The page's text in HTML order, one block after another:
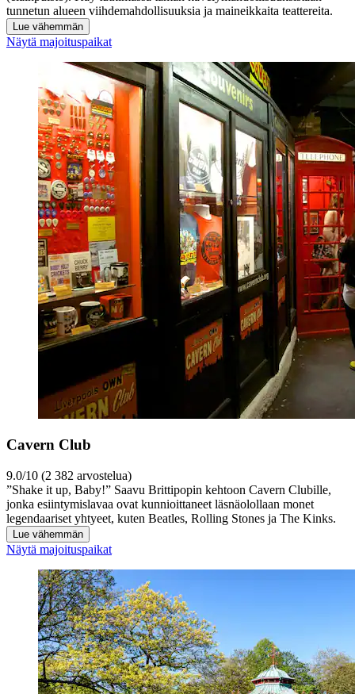
tunnetun alueen viihdemahdollisuuksia ja maineikkaita teattereita.
Lue vähemmän
Näytä majoituspaikat
Cavern Club
9.0/10 (2 382 arvostelua)
”Shake it up, Baby!” Saavu Brittipopin kehtoon Cavern Clubille,
jonka esiintymislavaa ovat kunnioittaneet läsnäolollaan monet
legendaariset yhtyeet, kuten Beatles, Rolling Stones ja The Kinks.
Lue vähemmän
Näytä majoituspaikat